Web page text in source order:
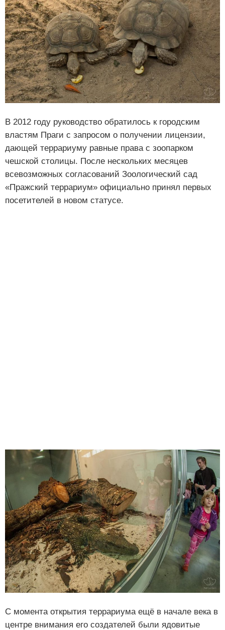
В 2012 году руководство обратилось к городским
властям Праги с запросом о получении лицензии,
дающей террариуму равные права с зоопарком
чешской столицы. После нескольких месяцев
всевозможных согласований Зоологический сад
«Пражский террариум» официально принял первых
посетителей в новом статусе.
С момента открытия террариума ещё в начале века в
центре внимания его создателей были ядовитые